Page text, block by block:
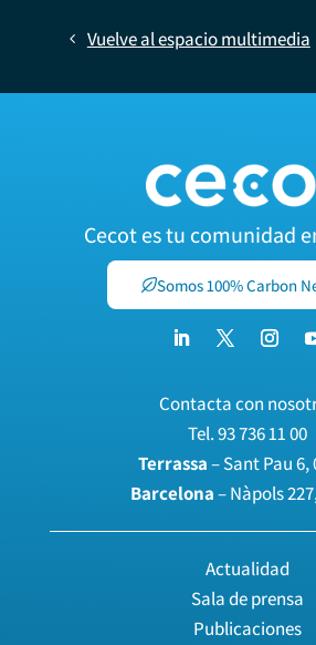
Vuelve al espacio multimedia
Cecot es tu comunidad
Somos 100% Carbon
Contacta con
Tel.93 736 11 00
Terrassa– Sant Pau 6,
Barcelona– Nàpols
Actualidad
Sala de prensa
Publicaciones